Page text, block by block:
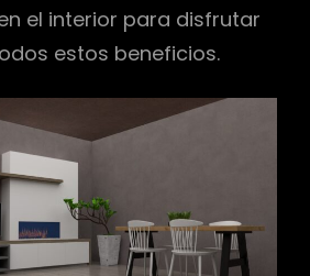
el interior para disfrutar
estos beneficios.